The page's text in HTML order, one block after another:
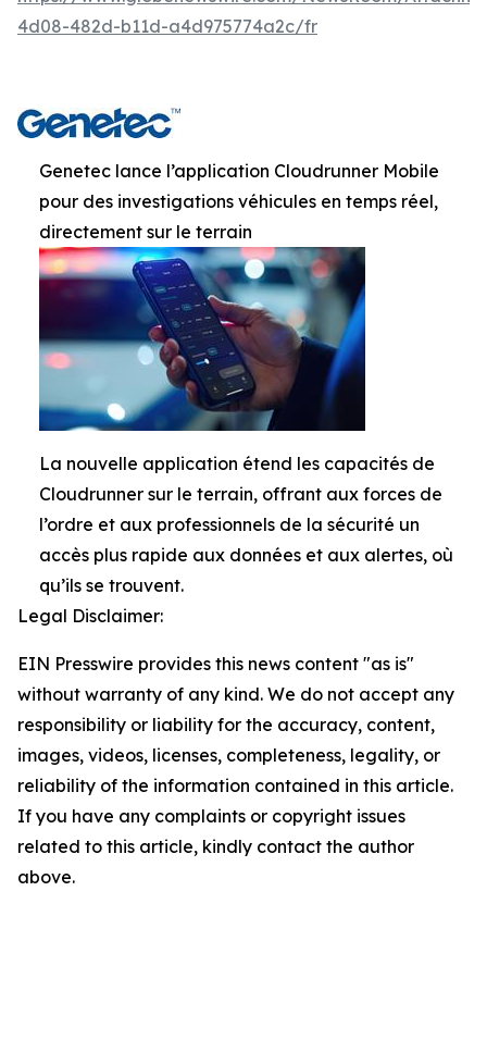
4d08-482d-b11d-a4d975774a2c/fr
Genetec lance l’application Cloudrunner Mobile
pour des investigations véhicules en temps réel,
directement sur le terrain
La nouvelle application étend les capacités de
Cloudrunner sur le terrain, offrant aux forces de
l’ordre et aux professionnels de la sécurité un
accès plus rapide aux données et aux alertes, où
qu’ils se trouvent.
Legal Disclaimer:
EIN Presswire provides this news content "as is"
without warranty of any kind. We do not accept any
responsibility or liability for the accuracy, content,
images, videos, licenses, completeness, legality, or
reliability of the information contained in this article.
If you have any complaints or copyright issues
related to this article, kindly contact the author
above.